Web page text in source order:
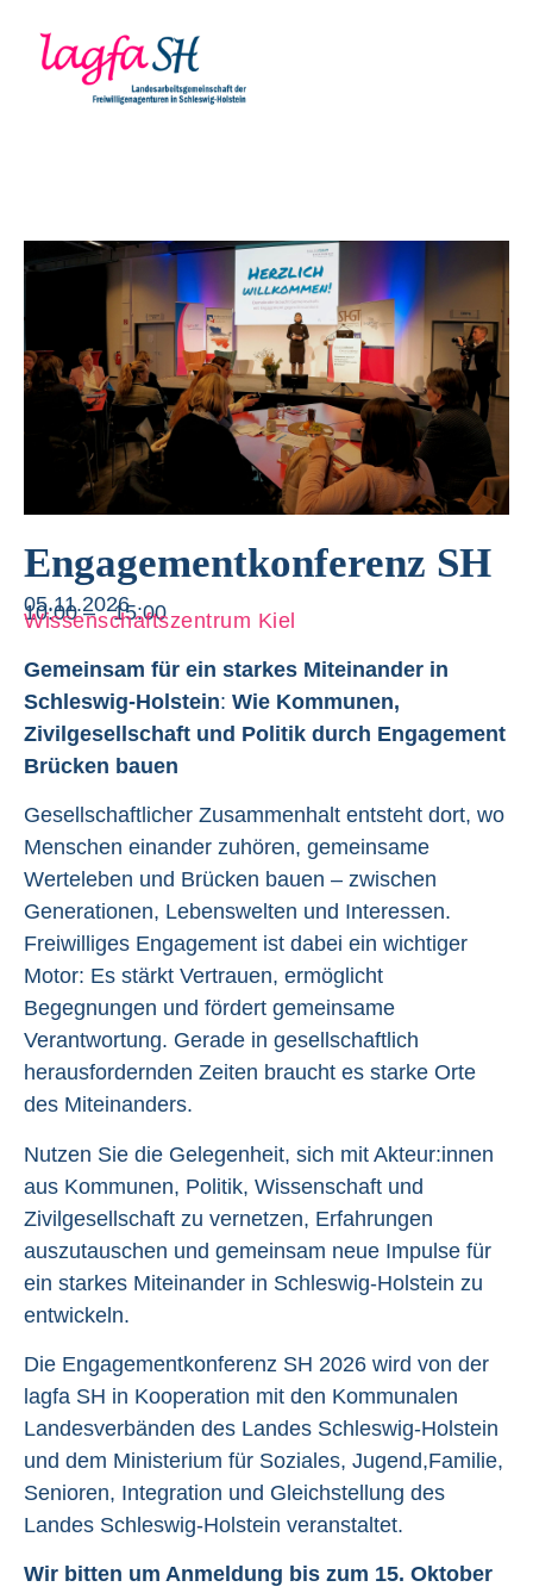
Engagementkonferenz SH
05.11.2026
10:00 – 15:00
Wissenschaftszentrum Kiel
Gemeinsam für ein starkes Miteinander in
Schleswig-Holstein: Wie Kommunen,
Zivilgesellschaft und Politik durch Engagement
Brücken bauen
Gesellschaftlicher Zusammenhalt entsteht dort, wo
Menschen einander zuhören, gemeinsame
Werteleben und Brücken bauen – zwischen
Generationen, Lebenswelten und Interessen.
Freiwilliges Engagement ist dabei ein wichtiger
Motor: Es stärkt Vertrauen, ermöglicht
Begegnungen und fördert gemeinsame
Verantwortung. Gerade in gesellschaftlich
herausfordernden Zeiten braucht es starke Orte
des Miteinanders.
Nutzen Sie die Gelegenheit, sich mit Akteur:innen
aus Kommunen, Politik, Wissenschaft und
Zivilgesellschaft zu vernetzen, Erfahrungen
auszutauschen und gemeinsam neue Impulse für
ein starkes Miteinander in Schleswig-Holstein zu
entwickeln.
Die Engagementkonferenz SH 2026 wird von der
lagfa SH in Kooperation mit den Kommunalen
Landesverbänden des Landes Schleswig-Holstein
und dem Ministerium für Soziales, Jugend,Familie,
Senioren, Integration und Gleichstellung des
Landes Schleswig-Holstein veranstaltet.
Wir bitten um Anmeldung bis zum 15. Oktober